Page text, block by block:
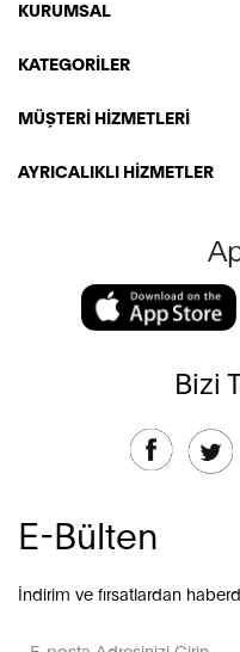
KURUMSAL
KATEGORİLER
MÜŞTERİ HİZMETLERİ
AYRICALIKLI HİZMETLER
Bizi
E-Bülten
İndirim ve fırsatlardan